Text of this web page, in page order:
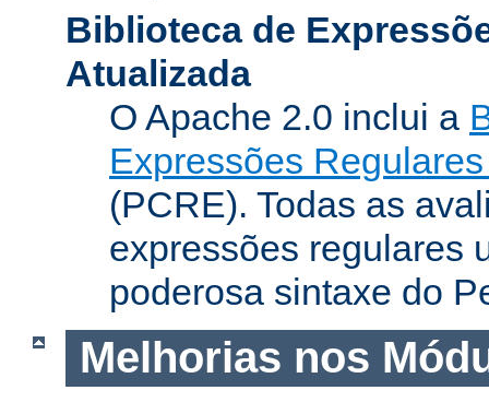
Biblioteca de
Atualizada
O Apache 2.0 inclui a
Expressões
(PCRE). Todas as
expressões regulares
poderosa sintaxe do
Melhorias nos